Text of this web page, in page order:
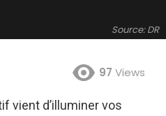
Source: DR
97 Views
vient d’illuminer vos